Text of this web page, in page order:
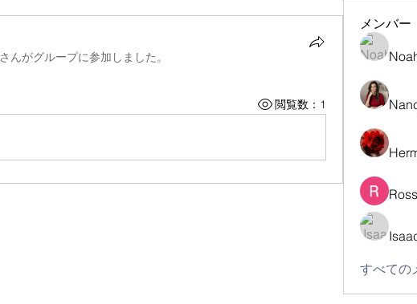
さんがグループに参加しました。
閲覧数：1
メンバー
すべての